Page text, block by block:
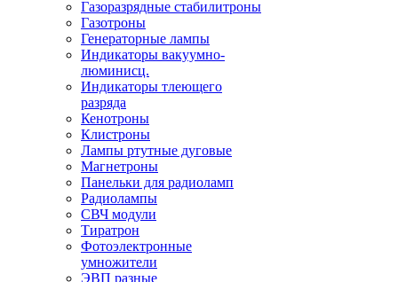
Газоразрядные стабилитроны
Газотроны
Генераторные лампы
Индикаторы вакуумно-
люминисц.
Индикаторы тлеющего
разряда
Кенотроны
Клистроны
Лампы ртутные дуговые
Магнетроны
Панельки для радиоламп
Радиолампы
СВЧ модули
Тиратрон
Фотоэлектронные
умножители
ЭВП разные